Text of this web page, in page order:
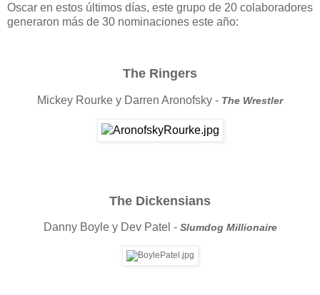
Oscar en estos últimos días, este grupo de 20 colaboradores
generaron más de 30 nominaciones este año:
The Ringers
Mickey Rourke y Darren Aronofsky - The Wrestler
The Dickensians
Danny Boyle y Dev Patel - Slumdog Millionaire